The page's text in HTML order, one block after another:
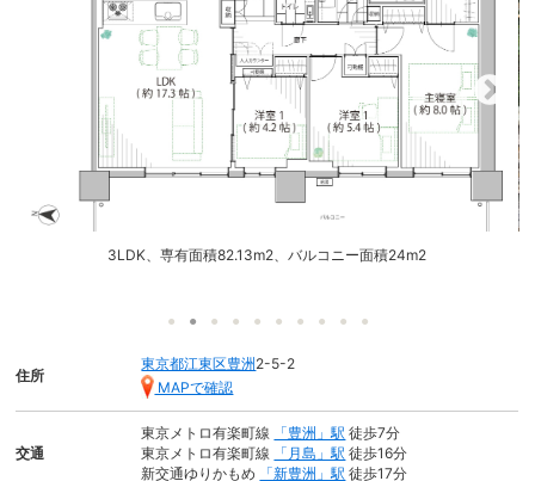
3LDK、専有面積82.13m2、バルコニー面積24m2
住所
東京都江東区豊洲 2-5-2
MAPで確認
交通
東京メトロ有楽町線 「豊洲」駅 徒歩7分
東京メトロ有楽町線
「月島」駅 徒歩16分
新交通ゆりかもめ
「新豊洲」駅 徒歩17分